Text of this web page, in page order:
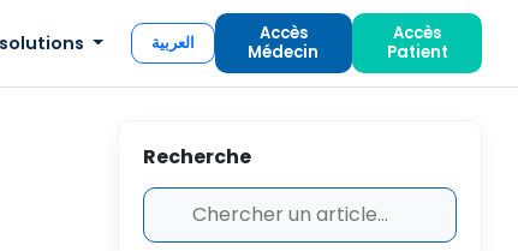
العربية
Accès
Médecin
Accès
Patient
Recherche